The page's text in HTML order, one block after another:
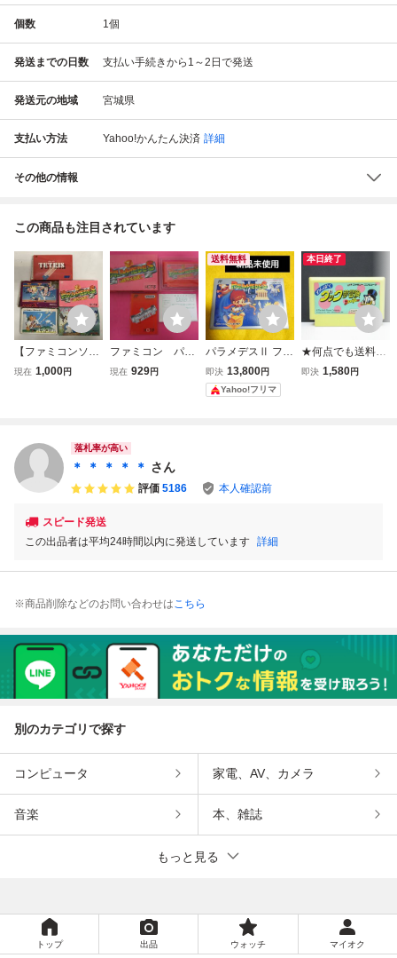
個数 1個
発送までの日数 支払い手続きから1～2日で発送
発送元の地域 宮城県
支払い方法 Yahoo!かんたん決済 詳細
その他の情報
この商品も注目されています
【ファミコンソフ
ト 5本セット】テ
トロゲーム 箱付き
/B87-603
現在 1,000円
ファミコン パラ
メデス 箱 説明
現在 929円
送料無料
パラメデスⅡ ファ
ミコン
即決 13,800円
Yahoo!フリマ
本日終了
★何点でも送料１
８５円★ わんぱく
即決 1,580円
落札率が高い
＊ ＊ ＊ ＊ ＊ さん
評価 5186 本人確認前
スピード発送
この出品者は平均24時間以内に発送しています 詳細
※商品削除などのお問い合わせはこちら
別のカテゴリで探す
コンピュータ 家電、AV、カメラ
音楽 本、雑誌
もっと見る
トップ 出品 ウォッチ マイオク